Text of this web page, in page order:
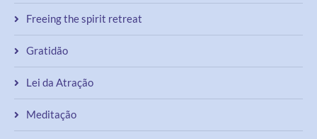
Freeing the spirit retreat
Gratidão
Lei da Atração
Meditação